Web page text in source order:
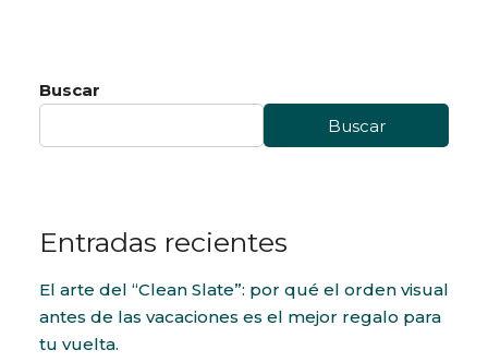
Buscar
Buscar
Entradas recientes
El arte del “Clean Slate”: por qué el orden visual
antes de las vacaciones es el mejor regalo para
tu vuelta.